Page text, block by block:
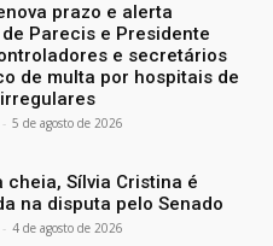
prazo e alerta
Parecis e Presidente
e secretários
de multa por hospitais de
- 5 de agosto de 2026
cheia, Sílvia Cristina é
na disputa pelo Senado
- 4 de agosto de 2026